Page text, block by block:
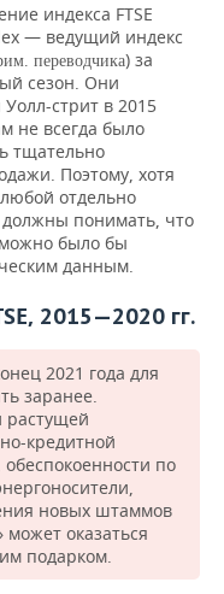
индекса FTSE
— ведущий индекс
переводчика) за
сезон. Они
стрит в 2015
не всегда было
тщательно
Поэтому, хотя
отдельно
должны понимать, что
было бы
данным.
2015—2020 гг.
2021 года для
заранее.
растущей
кредитной
по
новых штаммов
может оказаться
подарком.